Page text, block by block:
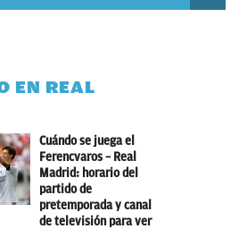
EN REAL
Cuándo se juega el
Ferencvaros – Real
Madrid: horario del
partido de
pretemporada y canal
de televisión para ver